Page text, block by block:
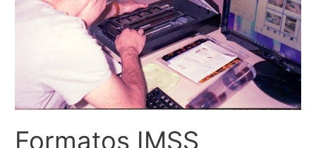
Técnica
Recursos
Humanos
Formatos IMSS